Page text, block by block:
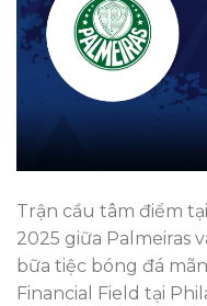
Trận cầu tâm điểm
2025 giữa Palmeiras
bữa tiệc bóng đá
Financial Field tại